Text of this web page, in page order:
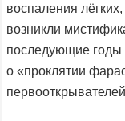
воспаления
возникли
последующие годы
о «проклятии